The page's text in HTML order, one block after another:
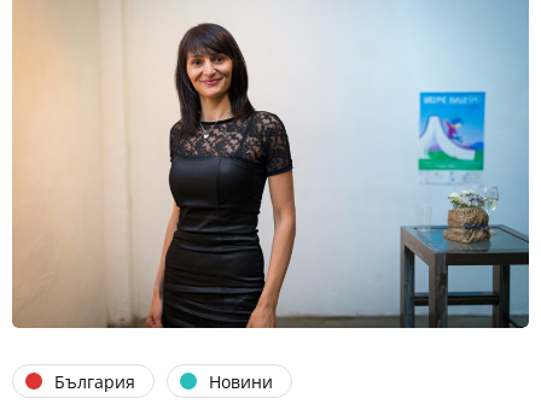
България Новини